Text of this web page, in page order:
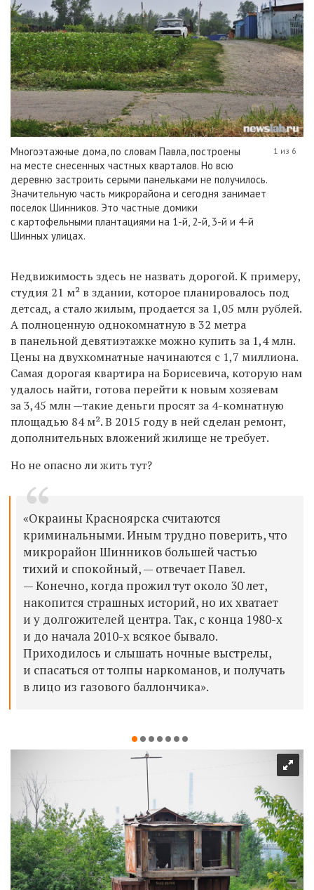
Многоэтажные дома, по словам Павла, построены
на месте снесенных частных кварталов. Но всю
деревню застроить серыми панельками не получилось.
Значительную часть микрорайона и сегодня занимает
поселок Шинников. Это частные домики
с картофельными плантациями на 1-й, 2-й, 3-й и 4-й
Шинных улицах.
1 из 6
Недвижимость здесь не назвать дорогой. К примеру,
студия 21 м² в здании, которое планировалось под
детсад, а стало жилым, продается за 1,05 млн рублей.
А полноценную однокомнатную в 32 метра
в панельной девятиэтажке можно купить за 1,4 млн.
Цены на двухкомнатные начинаются с 1,7 миллиона.
Самая дорогая квартира на Борисевича, которую нам
удалось найти, готова перейти к новым хозяевам
за 3,45 млн —такие деньги просят за 4-комнатную
площадью 84 м². В 2015 году в ней сделан ремонт,
дополнительных вложений жилище не требует.
Но не опасно ли жить тут?
«Окраины Красноярска считаются
криминальными. Иным трудно поверить, что
микрорайон Шинников большей частью
тихий и спокойный, — отвечает Павел.
— Конечно, когда прожил тут около 30 лет,
накопится страшных историй, но их хватает
и у долгожителей центра. Так, с конца 1980-х
и до начала 2010-х всякое бывало.
Приходилось и слышать ночные выстрелы,
и спасаться от толпы наркоманов, и получать
в лицо из газового баллончика».